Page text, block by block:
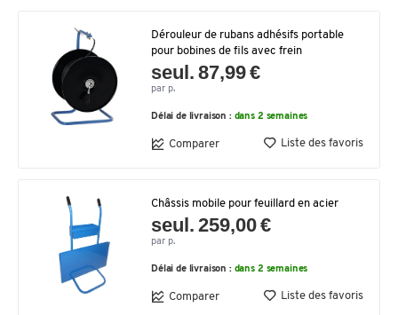
Dérouleur de rubans adhésifs portable
pour bobines de fils avec frein
seul. 87,99 €
par p.
Délai de livraison : dans 2 semaines
Comparer Liste des favoris
Châssis mobile pour feuillard en acier
seul. 259,00 €
par p.
Délai de livraison : dans 2 semaines
Comparer Liste des favoris